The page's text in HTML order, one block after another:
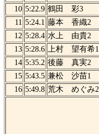
10 5:22.9 鶴田 彩3
11 5:24.1 藤本 香織2
12 5:28.4 水上 由貴2
13 5:28.6 上村 望有希1
14 5:35.2 後藤 真実2
15 5:43.5 兼松 沙苗1
16 5:49.8 荒木 めぐみ2